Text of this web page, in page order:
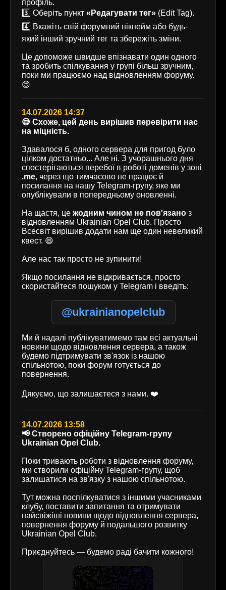
профіль.
3️⃣ Оберіть пункт «Редагувати тег» (Edit Tag).
4️⃣ Вкажіть свій форумний нікнейм або будь-
який інший зручний тег та збережіть зміни.
Це допоможе швидше впізнавати один одного
та зробить спілкування у групі більш зручним,
поки ми працюємо над відновленням форуму.
😊
14.07.2026 14:37
😅 Схоже, цей день вирішив перевірити нас
на міцність.
Здавалося б, одного сервера для пригод було
цілком достатньо... Але ні. З учорашнього дня
спостерігаються перебої в роботі доменів у зоні
.me, через що тимчасово не працює й
посилання на нашу Telegram-групу, яке ми
опублікували в попередньому оновленні.
На щастя, це жодним чином не пов'язано з
відновленням Ukrainian Opel Club. Просто
Всесвіт вирішив додати нам ще один невеликий
квест. 😄
Але нас так просто не зупинити!
Якщо посилання не відкривається, просто
скористайтеся пошуком у Telegram і введіть:
@ukrainianopelclub
Ми й надалі публікуватимемо там всі актуальні
новини щодо відновлення сервера, а також
будемо підтримувати зв'язок із нашою
спільнотою, поки форум готується до
повернення.
Дякуємо, що залишаєтеся з нами. ❤️
14.07.2026 13:58
📢 Створено офіційну Telegram-групу
Ukrainian Opel Club.
Поки тривають роботи з відновлення форуму,
ми створили офіційну Telegram-групу, щоб
залишатися на зв'язку з нашою спільнотою.
Тут можна поспілкуватися з іншими учасниками
клубу, поставити запитання та отримувати
найсвіжіші новини щодо відновлення сервера,
повернення форуму й подальшого розвитку
Ukrainian Opel Club.
Приєднуйтесь — будемо раді бачити кожного!